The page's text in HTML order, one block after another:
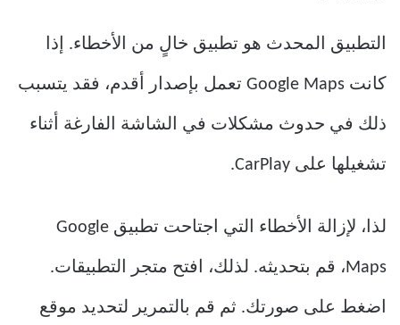
التطبيق المحدث هو تطبيق خالٍ من الأخطاء. إذا
كانت Google Maps تعمل بإصدار أقدم، فقد يتسبب
ذلك في حدوث مشكلات في الشاشة الفارغة أثناء
تشغيلها على CarPlay.
لذا، لإزالة الأخطاء التي اجتاحت تطبيق Google
Maps، قم بتحديثه. لذلك، افتح متجر التطبيقات.
اضغط على صورتك. ثم قم بالتمرير لتحديد موقع